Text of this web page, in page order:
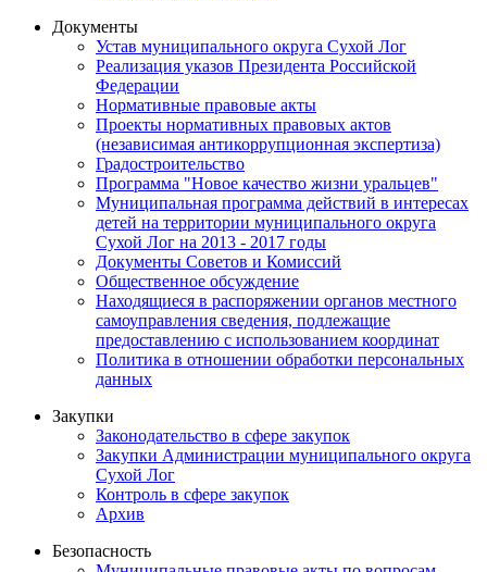
Документы
Устав муниципального округа Сухой Лог
Реализация указов Президента Российской
Федерации
Нормативные правовые акты
Проекты нормативных правовых актов
(независимая антикоррупционная экспертиза)
Градостроительство
Программа "Новое качество жизни уральцев"
Муниципальная программа действий в интересах
детей на территории муниципального округа
Сухой Лог на 2013 - 2017 годы
Документы Советов и Комиссий
Общественное обсуждение
Находящиеся в распоряжении органов местного
самоуправления сведения, подлежащие
предоставлению с использованием координат
Политика в отношении обработки персональных
данных
Закупки
Законодательство в сфере закупок
Закупки Администрации муниципального округа
Сухой Лог
Контроль в сфере закупок
Архив
Безопасность